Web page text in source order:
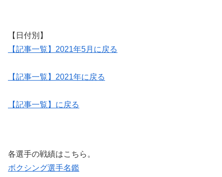
【日付別】
【記事一覧】2021年5月に戻る
【記事一覧】2021年に戻る
【記事一覧】に戻る
各選手の戦績はこちら。
ボクシング選手名鑑